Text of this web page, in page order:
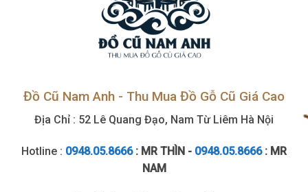
Đồ Cũ Nam Anh - Thu Mua Đồ Gỗ Cũ Giá Cao
Địa Chỉ : 52 Lê Quang Đạo, Nam Từ Liêm Hà Nội
Hotline : 0948.05.8666 : MR THÌN - 0948.05.8666: MR
NAM